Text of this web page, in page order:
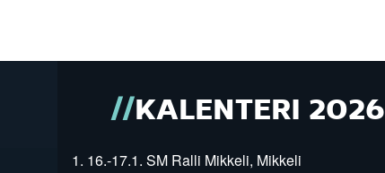
KALENTERI 2026
1. 16.-17.1. SM Ralli Mikkeli, Mikkeli